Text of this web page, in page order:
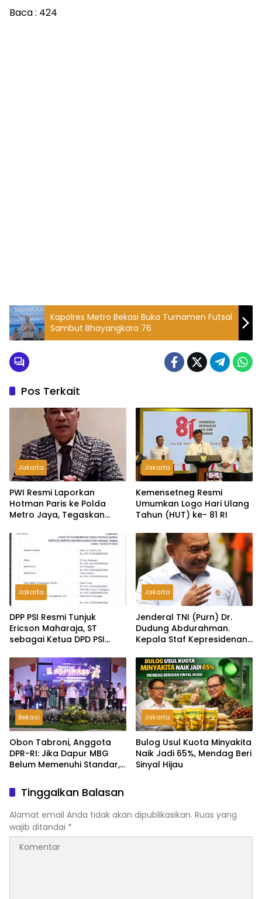
Baca : 424
Kapolres Metro Bekasi Buka Turnamen Futsal
Sambut Bhayangkara 76
Pos Terkait
Jakarta
PWI Resmi Laporkan
Hotman Paris ke Polda
Metro Jaya, Tegaskan
Martabat Wartawan
Jakarta
Kemensetneg Resmi
Umumkan Logo Hari Ulang
Tahun (HUT) ke- 81 RI
Jakarta
DPP PSI Resmi Tunjuk
Ericson Maharaja, ST
sebagai Ketua DPD PSI
Jakarta
Jenderal TNI (Purn) Dr.
Dudung Abdurahman.
Kepala Staf Kepresidenan
MBG: Tak Sesuai Aturan di
Lapangan, Akan Dibabat
Bekasi
Obon Tabroni, Anggota
DPR-RI: Jika Dapur MBG
Belum Memenuhi Standar,
Ditutup
Jakarta
Bulog Usul Kuota Minyakita
Naik Jadi 65%, Mendag Beri
Sinyal Hijau
Tinggalkan Balasan
Alamat email Anda tidak akan dipublikasikan. Ruas yang
wajib ditandai *